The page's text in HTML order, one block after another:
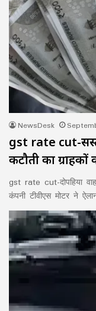
NewsDesk
gst rate cut-
कटौती का
gst rate cut-दोपहिया
कंपनी टीवीएस मोटर ने